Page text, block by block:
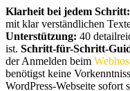
Klarheit bei jedem Schritt:
mit klar verständlichen
Unterstützung: 40
ist. Schritt-für-Schritt-
der Anmelden beim
benötigst keine
WordPress-Webseite sofort